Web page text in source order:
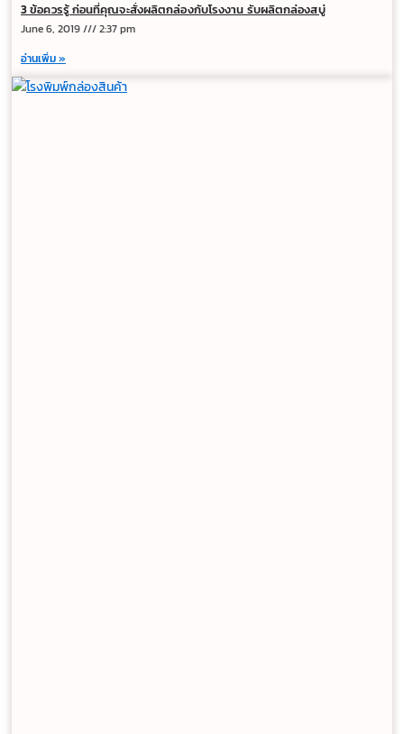
3 ข้อควรรู้ ก่อนที่คุณจะสั่งผลิตกล่องกับโรงงาน รับผลิตกล่องสบู่
June 6, 2019
2:37 pm
อ่านเพิ่ม »